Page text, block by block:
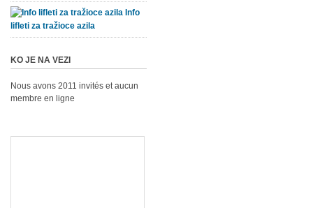
Info
lifleti za tražioce azila
KO JE NA VEZI
Nous avons 2011 invités et aucun
membre en ligne